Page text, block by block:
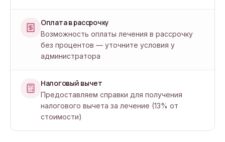
Оплата в рассрочку
Возможность оплаты лечения в рассрочку
без процентов — уточните условия у
администратора
Налоговый вычет
Предоставляем справки для получения
налогового вычета за лечение (13% от
стоимости)